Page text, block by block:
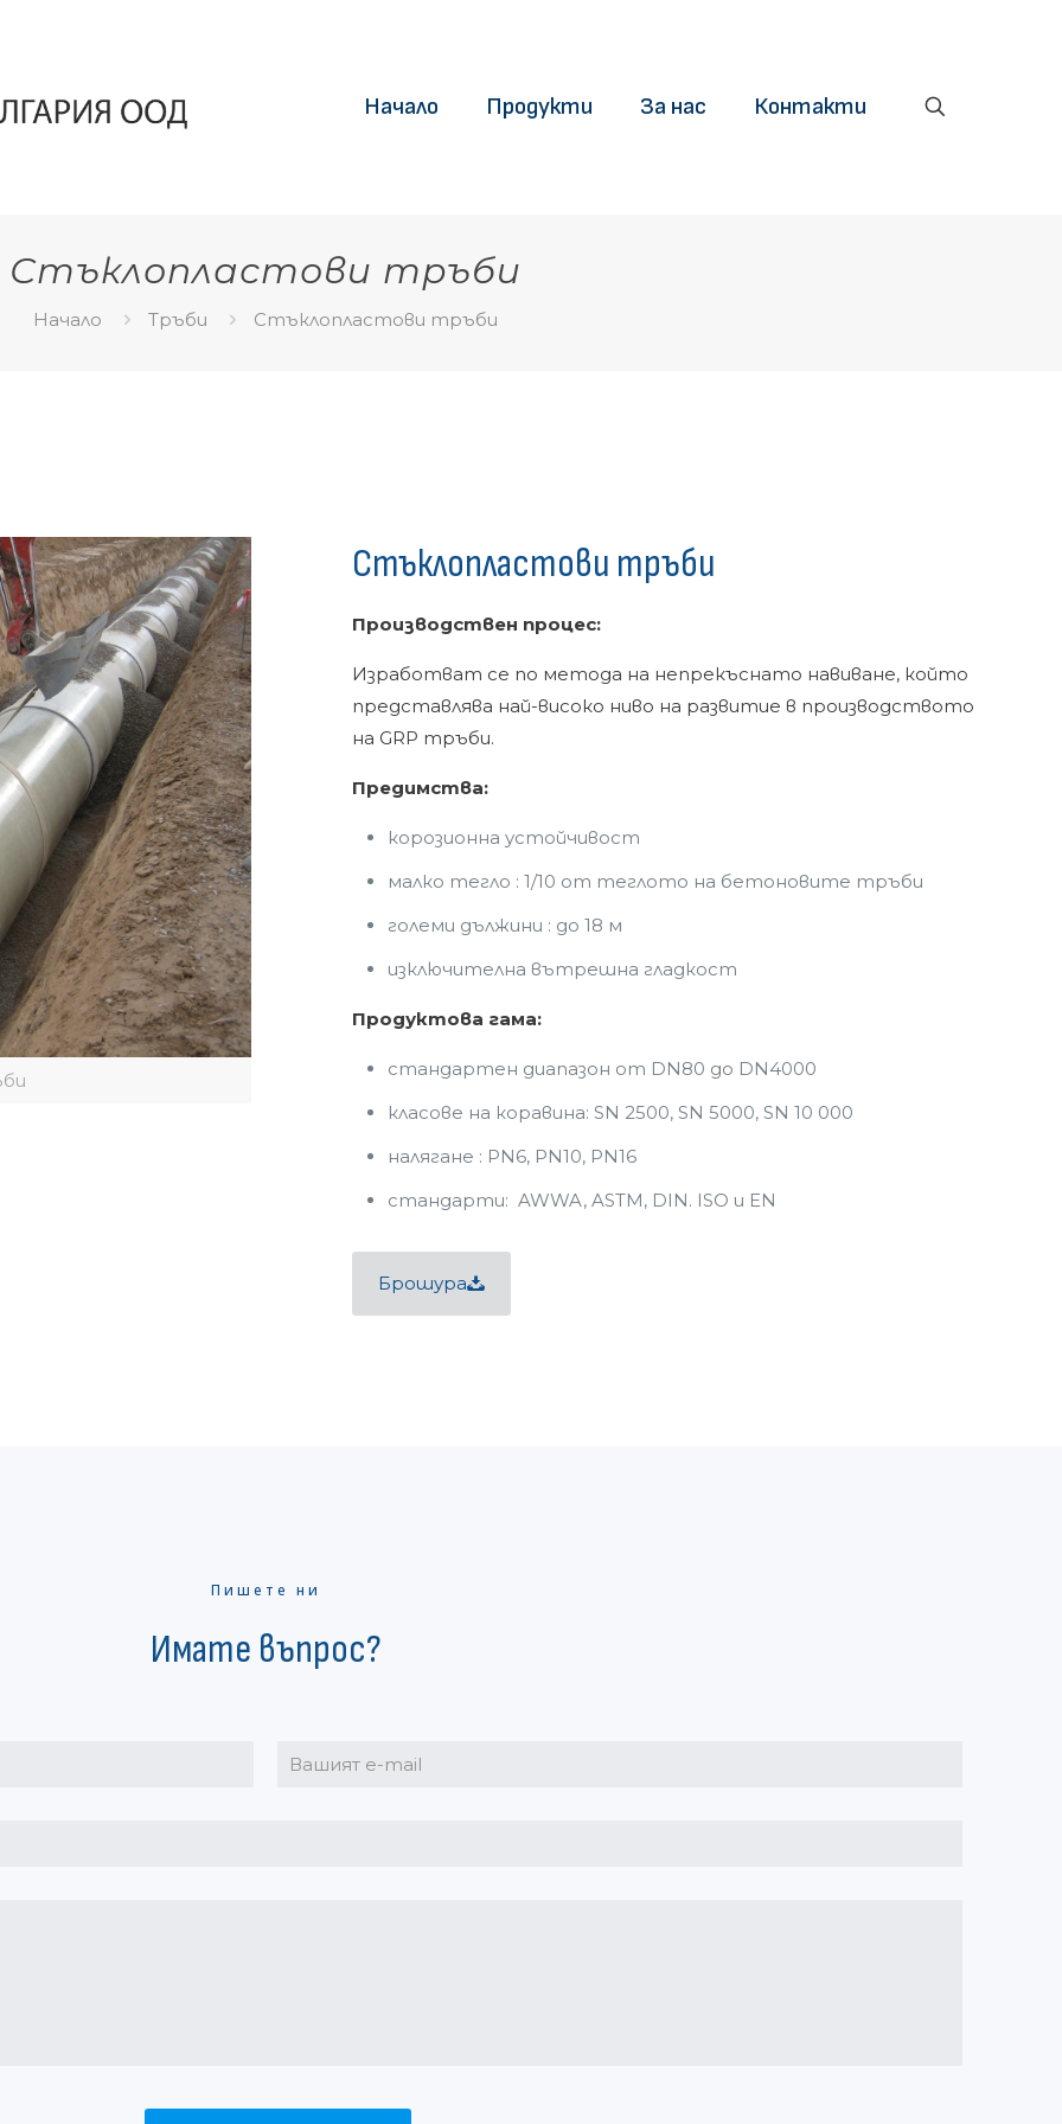
Начало Продукти За нас Контакти
Стъклопластови тръби
Начало Тръби Стъклопластови тръби
Стъклопластови тръби
Производствен процес:
Изработват се по метода на непрекъснато навиване, който
представлява най-високо ниво на развитие в производството
на GRP тръби.
Предимства:
корозионна устойчивост
малко тегло : 1/10 от теглото на бетоновите тръби
големи дължини : до 18 м
изключителна вътрешна гладкост
Продуктова гама:
стандартен диапазон от DN80 до DN4000
класове на коравина: SN 2500, SN 5000, SN 10 000
налягане : PN6, PN10, PN16
стандарти: AWWA, ASTM, DIN. ISO и EN
Брошура
Пишете ни
Имате въпрос?